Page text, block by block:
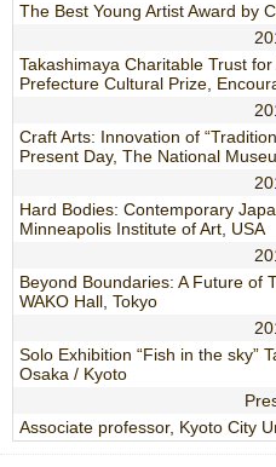
The Best Young Artist Award by
Takashimaya Charitable Trust
Prefecture Cultural Prize,
Craft Arts: Innovation of
Present Day, The National
Hard Bodies: Contemporary
Minneapolis Institute of Art, USA
Beyond Boundaries: A Future of
WAKO Hall, Tokyo
Solo Exhibition “Fish in the sky”
Osaka / Kyoto
Associate professor, Kyoto City